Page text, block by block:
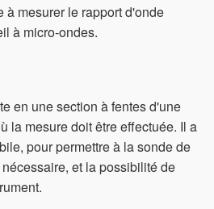
à mesurer le rapport d'onde
à micro-ondes.
en une section à fentes d'une
la mesure doit être effectuée. Il a
pour permettre à la sonde de
et la possibilité de